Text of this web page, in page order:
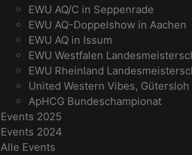
EWU AQ/C in Seppenrade
EWU AQ-Doppelshow in Aachen
EWU AQ in Issum
EWU Westfalen
EWU Rheinland
United Western Vibes, Gütersloh
ApHCG Bundeschampionat
Events 2025
Events 2024
Alle Events